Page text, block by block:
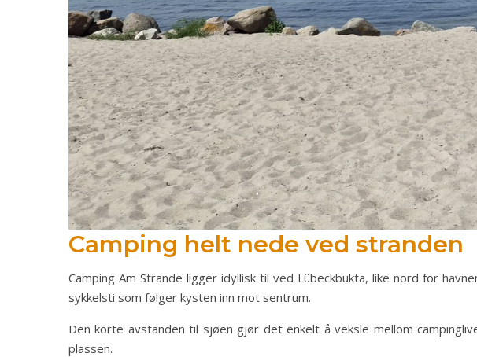
Camping helt nede ved stranden
Camping Am Strande ligger idyllisk til ved Lübeckbukta, like nord for
sykkelsti som følger kysten inn mot sentrum.
Den korte avstanden til sjøen gjør det enkelt å veksle mellom
plassen.